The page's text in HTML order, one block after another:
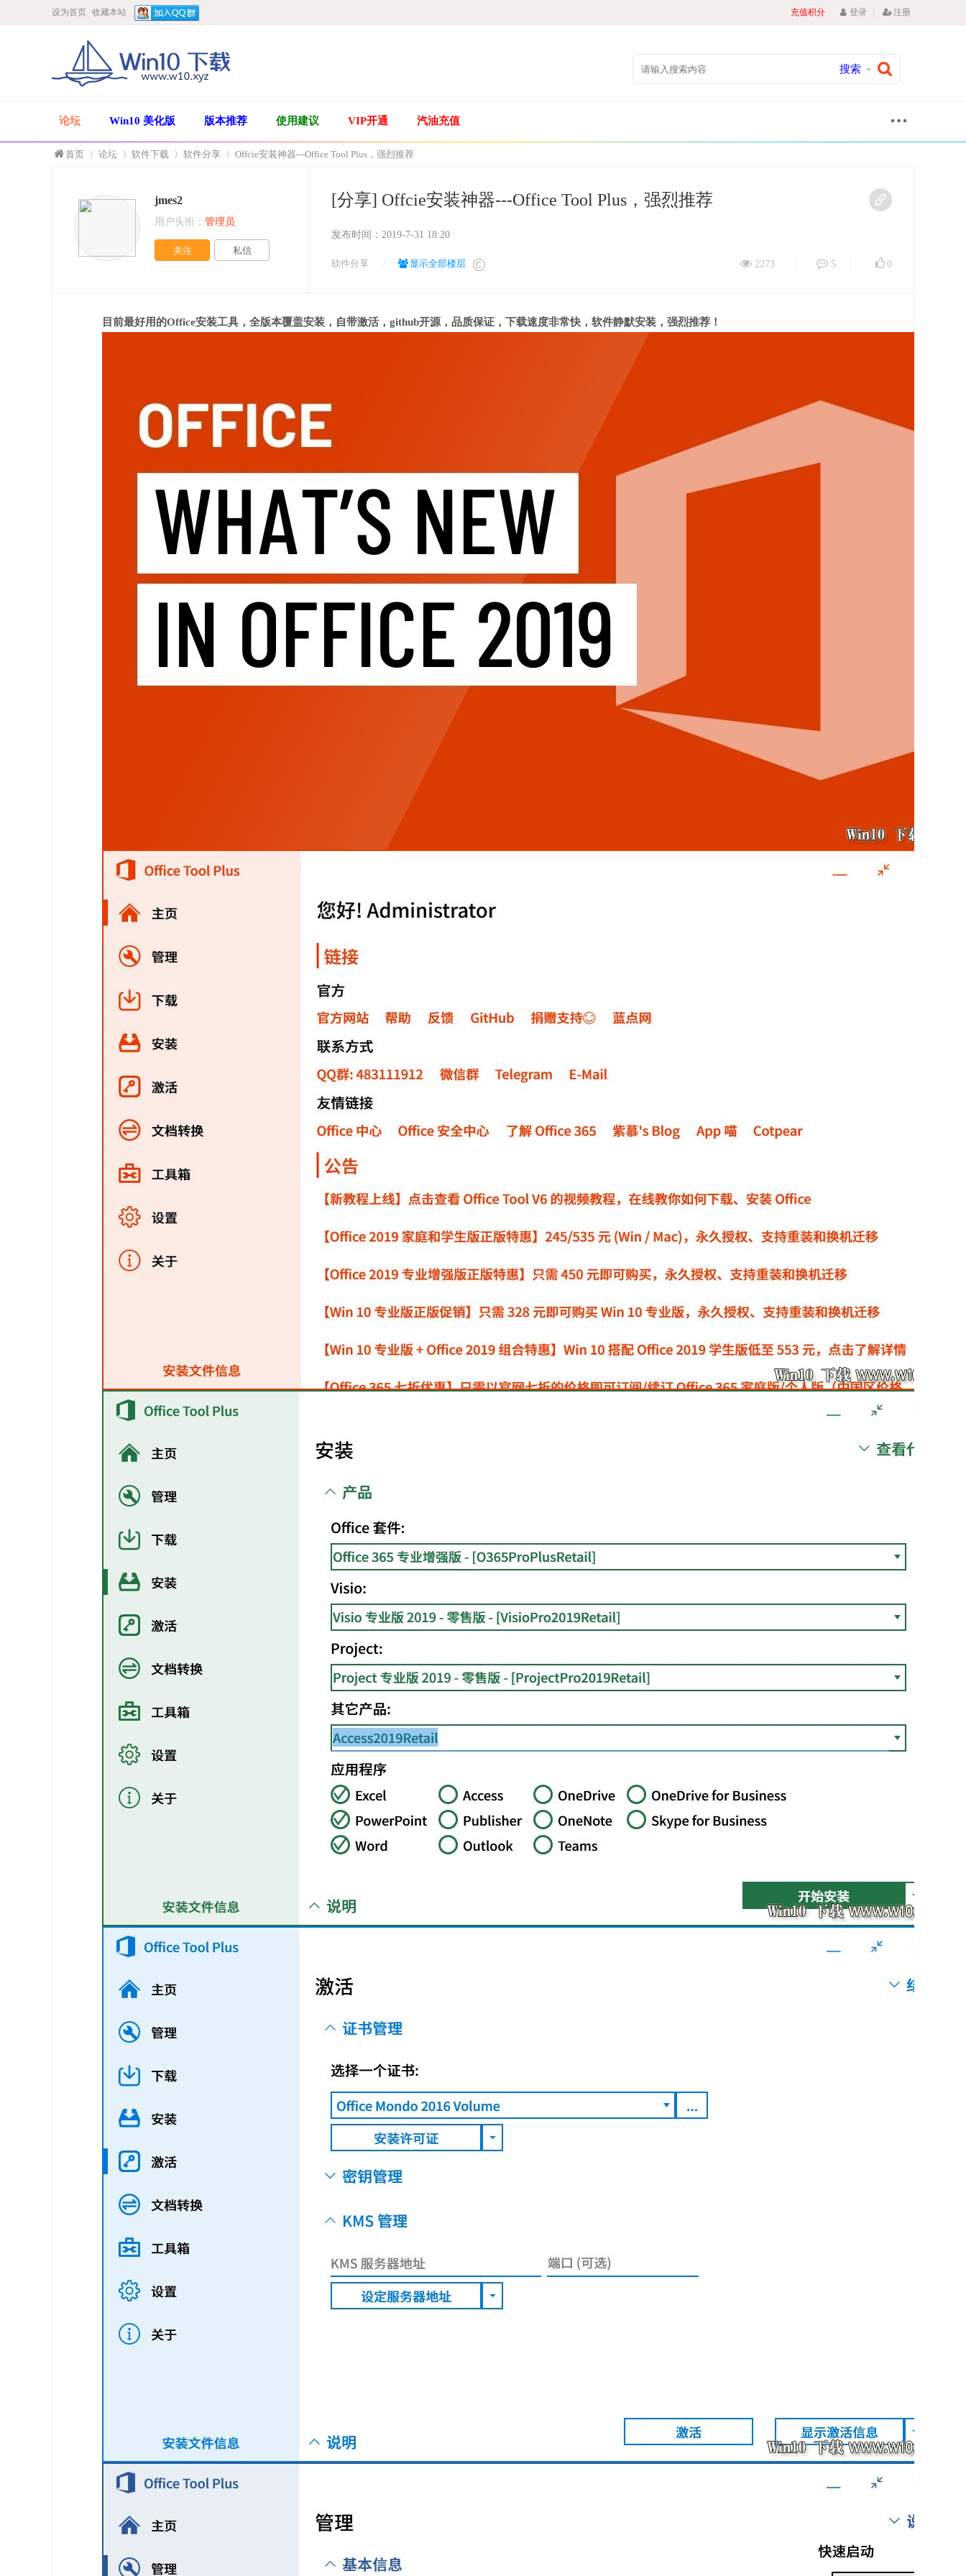
设为首页 收藏本站 充值积分 登录 | 注册
搜索
论坛 Win10 美化版 版本推荐 使用建议 VIP开通 汽油充值
首页
»
论坛 软件下载
›
软件分享
›
Offcie安装神器---Office Tool Plus，强烈推荐
[分享] Offcie安装神器---Office Tool Plus，强烈推荐
发布时间： 2019-7-31 18:20
软件分享 / 显示全部楼层 2273 5 0
jmes2
用户头衔： 管理员
关注 私信
目前最好用的Office安装工具，全版本覆盖安装，自带激活，github开源，品质保证，下载速度非常快，软件静默安装，强烈推荐！